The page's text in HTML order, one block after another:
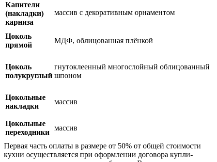
Капители
(накладки)
карниза
массив с декоративным орнаментом
Цоколь
прямой
МДФ, облицованная плёнкой
Цоколь
полукруглый
гнутоклеенный многослойный облицованный
шпоном
Цокольные
накладки
массив
Цокольные
переходники
массив
Первая часть оплаты в размере от 50% от общей стоимости
кухни осуществляется при оформлении договора купли-